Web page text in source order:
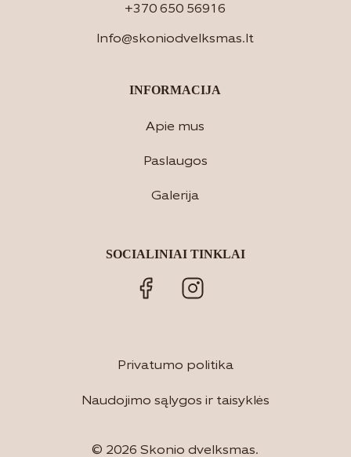
+370 650 56916
Info@skoniodvelksmas.lt
INFORMACIJA
Apie mus
Paslaugos
Galerija
SOCIALINIAI TINKLAI
© 2026 Skonio dvelksmas.
Privatumo politika
Naudojimo sąlygos ir taisyklės